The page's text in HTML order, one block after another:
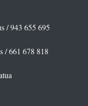
/ 943 655 695
/ 661 678 818